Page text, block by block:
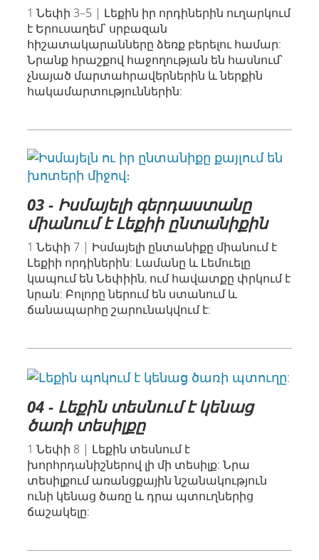
1 Նեփի 3–5 | Լեքին իր որդիներին ուղարկում
է Երուսաղեմ՝ սրբազան
հիշատակարանները ձեռք բերելու համար:
Նրանք հրաշքով հաջողության են հասնում՝
չնայած մարտահրավերներին և ներքին
հակամարտություններին:
03 - Իսմայելի գերդաստանը
միանում է Լեքիի ընտանիքին
1 Նեփի 7 | Իսմայելի ընտանիքը միանում է
Լեքիի որդիներին: Լամանը և Լեմուելը
կապում են Նեփիին, ում հավատքը փրկում է
նրան: Բոլորը ներում են ստանում և
ճանապարհը շարունակվում է:
04 - Լեքին տեսնում է կենաց
ծառի տեսիլքը
1 Նեփի 8 | Լեքին տեսնում է
խորհրդանիշներով լի մի տեսիլք: Նրա
տեսիլքում առանցքային նշանակություն
ունի կենաց ծառը և դրա պտուղներից
ճաշակելը: